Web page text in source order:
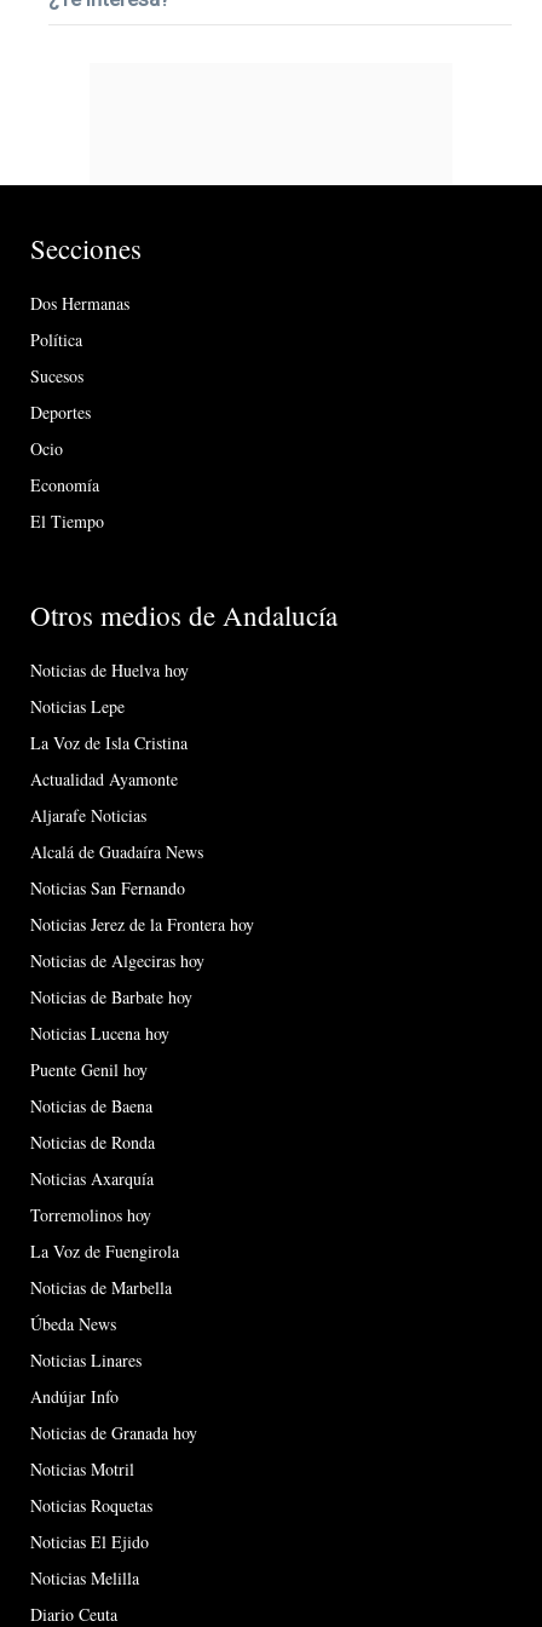
Secciones
Dos Hermanas
Política
Sucesos
Deportes
Ocio
Economía
El Tiempo
Otros medios de Andalucía
Noticias de Huelva hoy
Noticias Lepe
La Voz de Isla Cristina
Actualidad Ayamonte
Aljarafe Noticias
Alcalá de Guadaíra News
Noticias San Fernando
Noticias Jerez de la Frontera hoy
Noticias de Algeciras hoy
Noticias de Barbate hoy
Noticias Lucena hoy
Puente Genil hoy
Noticias de Baena
Noticias de Ronda
Noticias Axarquía
Torremolinos hoy
La Voz de Fuengirola
Noticias de Marbella
Úbeda News
Noticias Linares
Andújar Info
Noticias de Granada hoy
Noticias Motril
Noticias Roquetas
Noticias El Ejido
Noticias Melilla
Diario Ceuta